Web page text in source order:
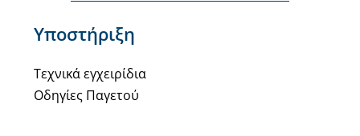
Υποστήριξη
Τεχνικά εγχειρίδια
Οδηγίες Παγετού